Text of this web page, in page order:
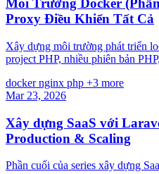
Môi Trường Docker
Proxy Điều Khiển Tất Cả
Xây dựng môi trường phát triển
project PHP, nhiều phiên bản
dockernginx php +3 more
Mar 23, 2026
Xây dựng SaaS với
Production & Scaling
Phần cuối của series xây dựng